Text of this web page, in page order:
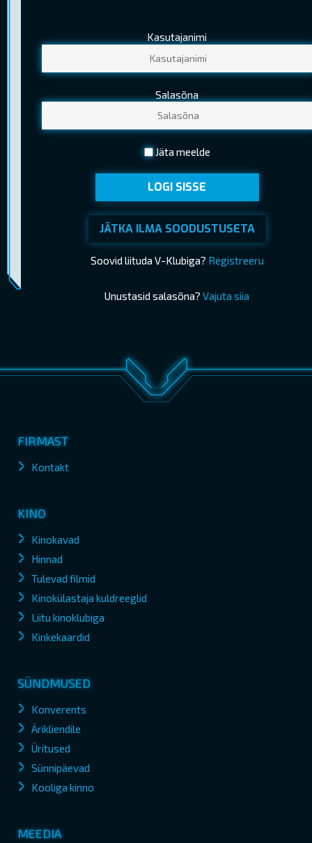
Kasutajanimi
Salasõna
Jäta meelde
LOGI SISSE
JÄTKA ILMA SOODUSTUSETA
Soovid liituda V-Klubiga? Registreeru
Unustasid salasõna? Vajuta siia
PILETIHINNAD
Tavapilet 9,50 €
Noortepilet 6,70 €
(Kehtib EV pensionitunnistuse esitamisel)
Piletimüük lõppes 10.09.2025 21:25 OSTA PILETID
FIRMAST
Kontakt
KINO
Kinokavad
Hinnad
Tulevad filmid
Kinokülastaja kuldreeglid
Liitu kinoklubiga
Kinkekaardid
SÜNDMUSED
Konverents
Ärikliendile
Üritused
Sünnipäevad
Kooliga kinno
MEEDIA